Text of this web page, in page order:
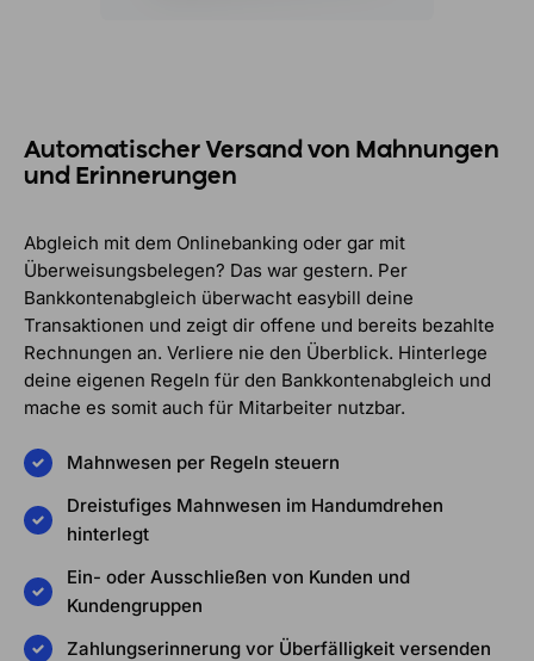
Automatischer Versand von Mahnungen
und Erinnerungen
Abgleich mit dem Onlinebanking oder gar mit
Überweisungsbelegen? Das war gestern. Per
Bankkontenabgleich überwacht easybill deine
Transaktionen und zeigt dir offene und bereits bezahlte
Rechnungen an. Verliere nie den Überblick. Hinterlege
deine eigenen Regeln für den Bankkontenabgleich und
mache es somit auch für Mitarbeiter nutzbar.
Mahnwesen per Regeln steuern
Dreistufiges Mahnwesen im Handumdrehen
hinterlegt
Ein- oder Ausschließen von Kunden und
Kundengruppen
Zahlungserinnerung vor Überfälligkeit versenden